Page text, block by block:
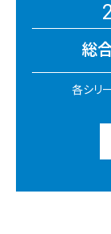
総
各シリ